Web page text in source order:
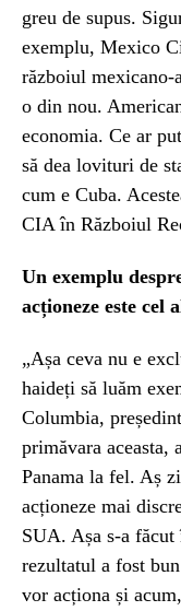
greu de supus.
exemplu, Mexico
războiul mexicano-
o din nou.
economia. Ce ar
să dea lovituri de
cum e Cuba.
CIA în Războiul
Un exemplu
acționeze este cel
„Așa ceva nu e
haideți să luăm
Columbia,
primăvara
Panama la fel. Aș
acționeze mai
SUA. Așa s-a
rezultatul a fost
vor acționa și